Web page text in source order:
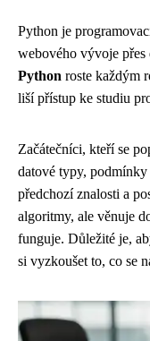
Python je
webového vývoje
Python roste každým
liší přístup ke studiu
Začátečníci, kteří se
datové typy,
předchozí znalosti a
algoritmy, ale věnuje
funguje. Důležité je,
si vyzkoušet to, co se